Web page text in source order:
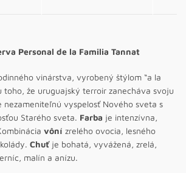
Personal de la Familia Tannat
vinárstva, vyrobený štýlom “a la
toho, že uruguajský terroir zanecháva svoju
nezameniteľnú vyspelosť Nového sveta s
Starého sveta. Farba je intenzívna,
vôní zrelého ovocia, lesného
Chuťje bohatá, vyvážená, zrelá,
malín a anízu.